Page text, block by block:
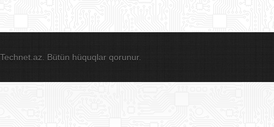
Technet.az. Bütün hüquqlar qorunur.